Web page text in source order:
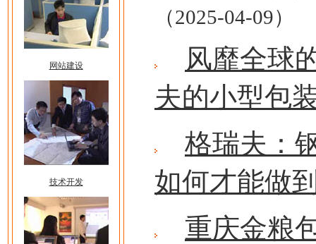
网站建设
技术开发
（2025-04-09）
风靡全球
夫的小型包
格瑞夫：
如何才能做
重庆金粮